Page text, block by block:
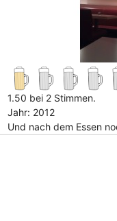
1.50 bei 2 Stimmen.
Jahr: 2012
Und nach dem Essen